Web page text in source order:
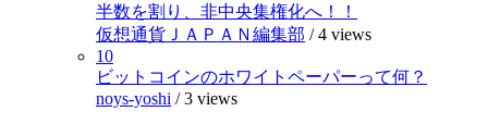
半数を割り、非中央集権化へ！！
仮想通貨ＪＡＰＡＮ編集部 /4 views
10
ビットコインのホワイトペーパーって何？
noys-yoshi /3 views